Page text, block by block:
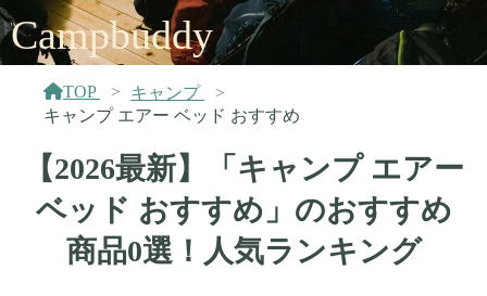
Campbuddy
TOP
キャンプ
キャンプ エアー ベッド おすすめ
【2026最新】「キャンプ エアー
ベッド おすすめ」のおすすめ
商品0選！人気ランキング